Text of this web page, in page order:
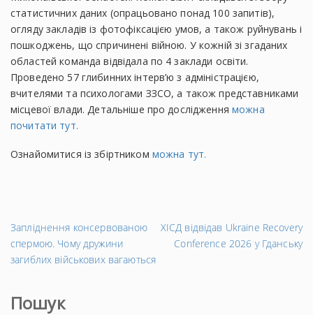
статистичних даних (опрацьовано понад 100 запитів),
огляду закладів із фотофіксацією умов, а також руйнувань і
пошкоджень, що спричинені війною. У кожній зі згаданих
областей команда відвідала по 4 заклади освіти.
Проведено 57 глибинних інтерв’ю з адміністрацією,
вчителями та психологами ЗЗСО, а також представниками
місцевої влади. Детальніше про дослідженняможна
почитати тут.
Ознайомитися із збіртником можна тут.
←
Попередній
запис
Запліднення консервованою
спермою. Чому дружини
загиблих військових вагаються
ХІСД відвідав Ukraine Recovery
Conference 2026 у Гданську
Пошук